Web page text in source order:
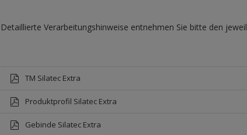
Detaillierte Verarbeitungshinweise entnehmen Sie bitte den
TM Silatec Extra
Produktprofil Silatec Extra
Gebinde Silatec Extra